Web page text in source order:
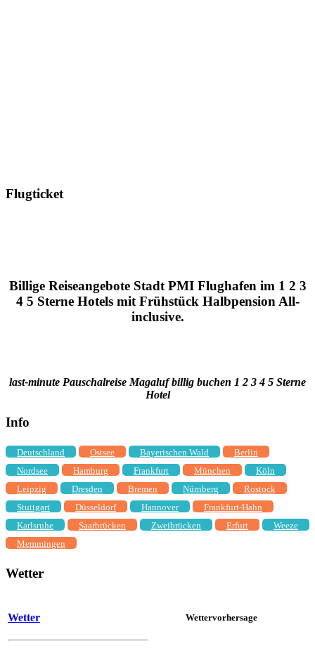
Flugticket
Billige Reiseangebote Stadt PMI Flughafen im 1 2 3
4 5 Sterne Hotels mit Frühstück Halbpension All-
inclusive.
last-minute Pauschalreise Magaluf billig buchen 1 2 3 4 5 Sterne
Hotel
Info
Deutschland Ostsee Bayerischen Wald
Berlin
Nordsee
Hamburg Frankfurt München
Köln
Leipzig
Dresden Bremen Nürnberg
Rostock
Stuttgart
Düsseldorf Hannover
Frankfurt-Hahn
Karlsruhe
Saarbrücken Zweibrücken Erfurt
Weeze
Memmingen
Wetter
Wetter Wettervorhersage